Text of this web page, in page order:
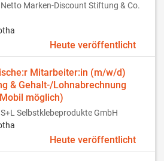
Netto Marken-Discount Stiftung & Co.
Heute veröffentlicht
Mitarbeiter:in (m/w/d)
& Gehalt-/Lohnabrechnung
möglich)
S+L Selbstklebeprodukte GmbH
Heute veröffentlicht